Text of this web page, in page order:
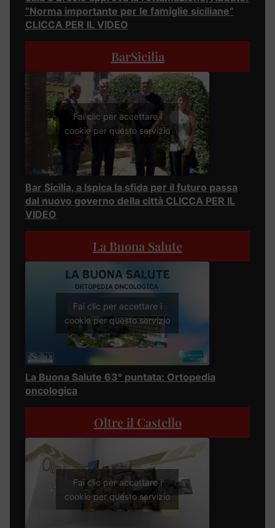
“Norma importante per le famiglie siciliane”
CLICCA PER IL VIDEO
BarSicilia
Fai clic per accettare i
cookie per questo servizio
Bar Sicilia, a Ispica la sfida per il futuro passa
dal nuovo governo della città CLICCA PER IL
VIDEO
La Buona Salute
Fai clic per accettare i
cookie per questo servizio
La Buona Salute 63° puntata: Ortopedia
oncologica
Oltre il Castello
Fai clic per accettare i
cookie per questo servizio